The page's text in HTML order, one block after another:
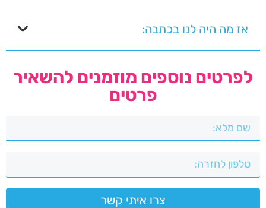
אז מה היה לנו בכתבה:
לפרטים נוספים מוזמנים להשאיר
פרטים
צרו איתי קשר